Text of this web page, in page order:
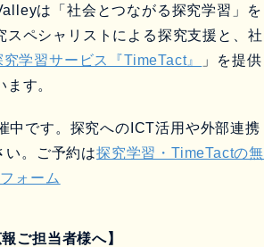
は「社会とつながる探究学習」を
ペシャリストによる探究支援と、社
学習サービス『TimeTact』
」を提供
ます。
中です。探究へのICT活用や外部連携
い。ご予約は探究学習・TimeTactの無
ォーム
ご担当者様へ】